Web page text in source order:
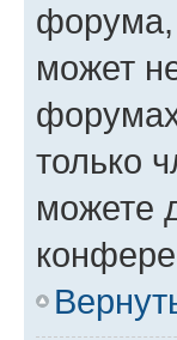
форума,
может
только
можете